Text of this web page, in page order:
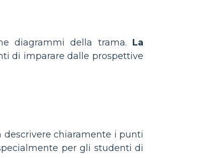
diagrammi della trama. La
di imparare dalle prospettive
chiaramente i punti
per gli studenti di